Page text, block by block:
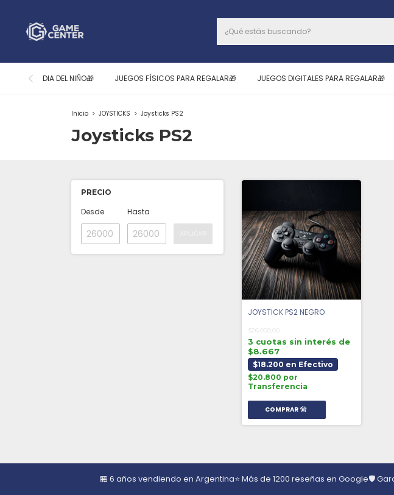
DIA DEL NIÑO🎁 JUEGOS FÍSICOS PARA REGALAR🎁 JUEGOS DIGITALES PARA REGALAR🎁
Inicio > JOYSTICKS > Joysticks PS2
Joysticks PS2
PRECIO
Desde Hasta
JOYSTICK PS2 NEGRO
$26.000,00
3 cuotas sin interés de
$8.667
$18.200 en Efectivo
$20.800 por
Transferencia
🏪 6 años vendiendo en Argentina⭐ Más de 1200 reseñas en Google🛡️